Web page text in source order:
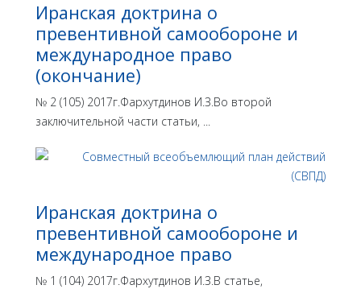
Иранская доктрина о
превентивной самообороне и
международное право
(окончание)
№ 2 (105) 2017г.Фархутдинов И.З.Во второй
заключительной части статьи, ...
Иранская доктрина о
превентивной самообороне и
международное право
№ 1 (104) 2017г.Фархутдинов И.З.В статье,